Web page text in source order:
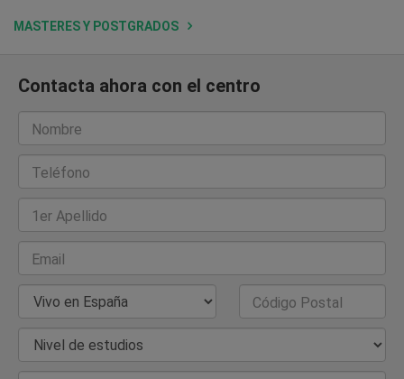
MASTERES Y POSTGRADOS
Contacta ahora con el centro
Nombre
Teléfono
1er Apellido
Email
País de Residencia Código Postal
Nivel de estudios